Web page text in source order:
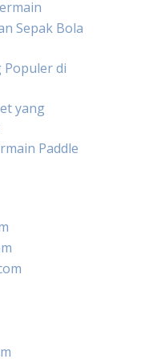
Sepak Bola
Populer di
yang
Paddle